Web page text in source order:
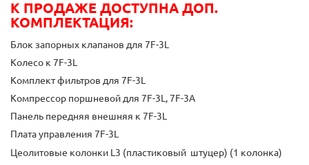
К ПРОДАЖЕ ДОСТУПНА ДОП.
КОМПЛЕКТАЦИЯ:
Блок запорных клапанов для 7F-3L
Колесо к 7F-3L
Комплект фильтров для 7F-3L
Компрессор поршневой для 7F-3L, 7F-3A
Панель передняя внешняя к 7F-3L
Плата управления 7F-3L
Цеолитовые колонки L3 (пластиковый штуцер) (1 колонка)